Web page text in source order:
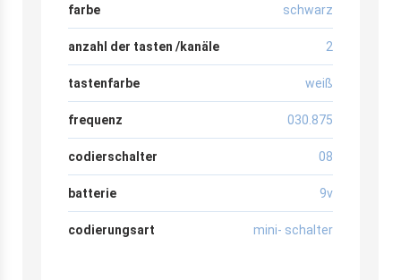
farbe schwarz
anzahl der tasten /kanäle 2
tastenfarbe weiß
frequenz 030.875
codierschalter 08
batterie 9v
codierungsart mini- schalter